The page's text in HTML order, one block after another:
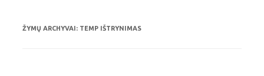
ŽYMŲ ARCHYVAI: TEMP IŠTRYNIMAS